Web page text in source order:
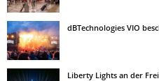
dBTechnologies VIO
Liberty Lights an der